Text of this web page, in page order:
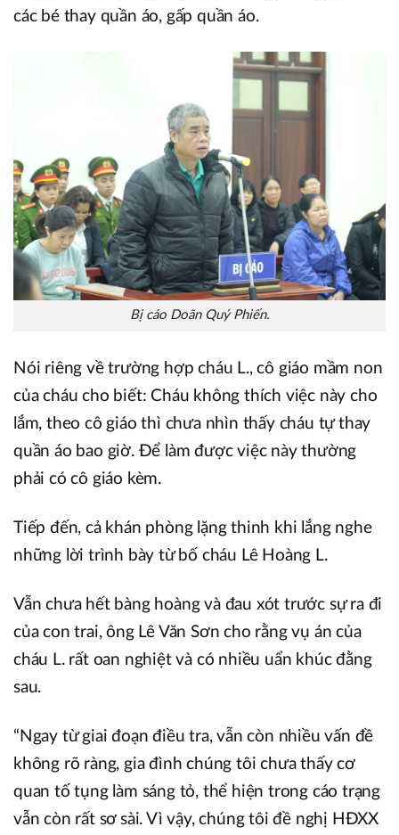
các bé thay quần áo, gấp quần áo.
Bị cáo Doãn Quý Phiến.
Nói riêng về trường hợp cháu L., cô giáo mầm non
của cháu cho biết: Cháu không thích việc này cho
lắm, theo cô giáo thì chưa nhìn thấy cháu tự thay
quần áo bao giờ. Để làm được việc này thường
phải có cô giáo kèm.
Tiếp đến, cả khán phòng lặng thinh khi lắng nghe
những lời trình bày từ bố cháu Lê Hoàng L.
Vẫn chưa hết bàng hoàng và đau xót trước sự ra đi
của con trai, ông Lê Văn Sơn cho rằng vụ án của
cháu L. rất oan nghiệt và có nhiều uẩn khúc đằng
sau.
“Ngay từ giai đoạn điều tra, vẫn còn nhiều vấn đề
không rõ ràng, gia đình chúng tôi chưa thấy cơ
quan tố tụng làm sáng tỏ, thể hiện trong cáo trạng
vẫn còn rất sơ sài. Vì vậy, chúng tôi đề nghị HĐXX